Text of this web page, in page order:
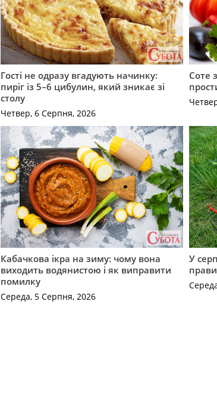
Гості не одразу вгадують начинку:
пиріг із 5–6 цибулин, який зникає зі
столу
Четвер, 6 Серпня, 2026
Соте
Кабачкова ікра на зиму: чому вона
виходить водянистою і як виправити
помилку
Середа, 5 Серпня, 2026
У